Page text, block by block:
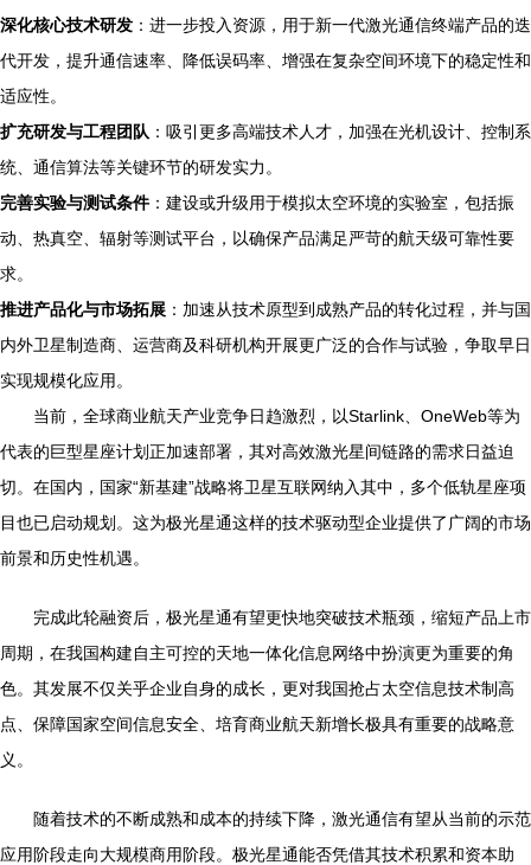
深化核心技术研发 ：进一步投入资源，用于新一代激光通信终端产品的迭
代开发，提升通信速率、降低误码率、增强在复杂空间环境下的稳定性和
适应性。
扩充研发与工程团队 ：吸引更多高端技术人才，加强在光机设计、控制系
统、通信算法等关键环节的研发实力。
完善实验与测试条件：建设或升级用于模拟太空环境的实验室，包括振
动、热真空、辐射等测试平台，以确保产品满足严苛的航天级可靠性要
求。
推进产品化与市场拓展 ：加速从技术原型到成熟产品的转化过程，并与国
内外卫星制造商、运营商及科研机构开展更广泛的合作与试验，争取早日
实现规模化应用。
当前，全球商业航天产业竞争日趋激烈，以Starlink、OneWeb等为
代表的巨型星座计划正加速部署，其对高效激光星间链路的需求日益迫
切。在国内，国家“新基建”战略将卫星互联网纳入其中，多个低轨星座项
目也已启动规划。这为极光星通这样的技术驱动型企业提供了广阔的市场
前景和历史性机遇。
完成此轮融资后，极光星通有望更快地突破技术瓶颈，缩短产品上市
周期，在我国构建自主可控的天地一体化信息网络中扮演更为重要的角
色。其发展不仅关乎企业自身的成长，更对我国抢占太空信息技术制高
点、保障国家空间信息安全、培育商业航天新增长极具有重要的战略意
义。
随着技术的不断成熟和成本的持续下降，激光通信有望从当前的示范
应用阶段走向大规模商用阶段。极光星通能否凭借其技术积累和资本助